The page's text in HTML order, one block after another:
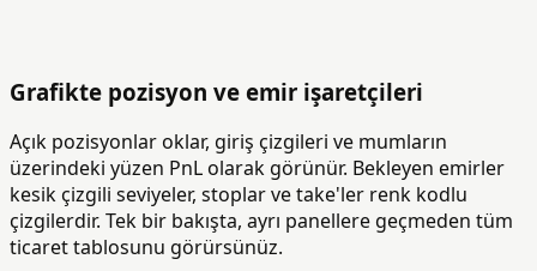
Grafikte pozisyon ve emir işaretçileri
Açık pozisyonlar oklar, giriş çizgileri ve mumların
üzerindeki yüzen PnL olarak görünür. Bekleyen emirler
kesik çizgili seviyeler, stoplar ve take'ler renk kodlu
çizgilerdir. Tek bir bakışta, ayrı panellere geçmeden tüm
ticaret tablosunu görürsünüz.